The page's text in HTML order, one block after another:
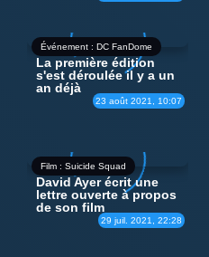
Événement : DC FanDome
23 août 2021, 10:07
La première édition
s'est déroulée il y a un
an déjà
Film : Suicide Squad
29 juil. 2021, 22:28
David Ayer écrit une
lettre ouverte à propos
de son film